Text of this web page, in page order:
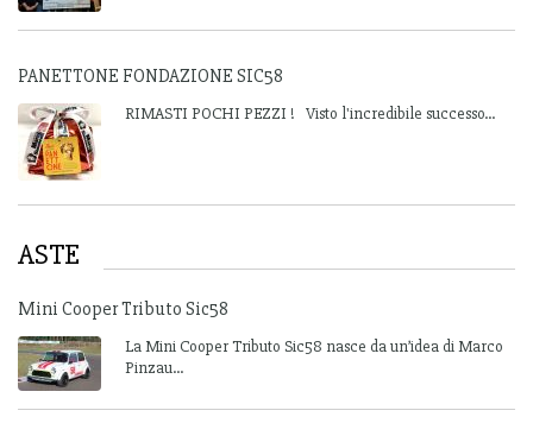
PANETTONE FONDAZIONE SIC58
RIMASTI POCHI PEZZI ! Visto l'incredibile successo...
ASTE
Mini Cooper Tributo Sic58
La Mini Cooper Tributo Sic58 nasce da un’idea di Marco
Pinzau...